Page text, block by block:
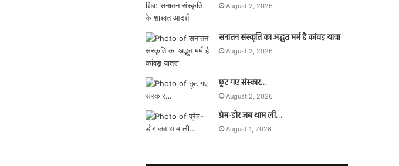
August 2, 2026
सनातन संस्कृति का अद्भुत मर्म है कांवड़ यात्रा
August 2, 2026
छूट गए संस्कार…
August 2, 2026
प्रेम-डोर जब थाम ली…
August 1, 2026